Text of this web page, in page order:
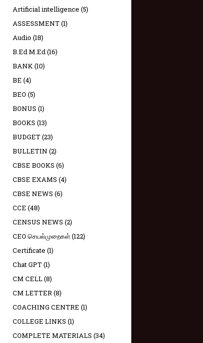
Artificial intelligence (5)
ASSESSMENT(1)
Audio (18)
B.Ed M.Ed(16)
BANK(10)
BE (4)
BEO (5)
BONUS (1)
BOOKS (13)
BUDGET(23)
BULLETIN (2)
CBSE BOOKS (6)
CBSE EXAMS (4)
CBSE NEWS (6)
CCE (48)
CENSUS NEWS (2)
CEO செயல்முறைகள்(122)
Certificate (1)
Chat GPT(1)
CM CELL(8)
CM LETTER(8)
COACHING CENTRE (1)
COLLEGE LINKS (1)
COMPLETE MATERIALS (34)